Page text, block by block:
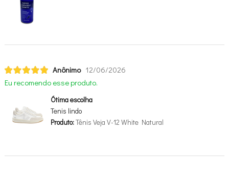
Anônimo 12/06/2026
Eu recomendo esse produto.
Ótima escolha
Tenis lindo
Produto:Tênis Veja V-12 White Natural